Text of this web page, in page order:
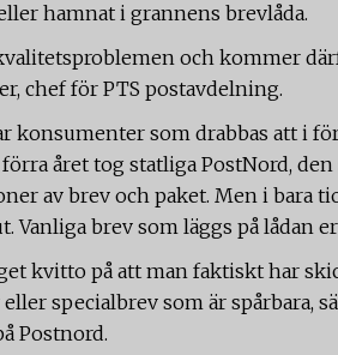
hamnat i grannens brevlåda.
och kommer
chef för PTS postavdelning.
konsumenter som drabbas att i
året tog statliga PostNord,
av brev och paket. Men i bara
Vanliga brev som läggs på lådan
kvitto på att man faktiskt har
specialbrev som är spårbara,
Postnord.